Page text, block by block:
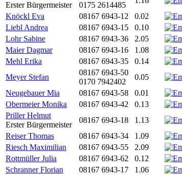
Erster Bürgermeister
0175 2614485
Knöckl Eva
08167 6943-12 0.02
Liebl Andrea
08167 6943-15 0.10
Lohr Sabine
08167 6943-36 2.05
Maier Dagmar
08167 6943-16 1.08
Mehl Erika
08167 6943-35 0.14
Meyer Stefan
08167 6943-50
0170 7942402
0.05
Neugebauer Mia
08167 6943-58 0.01
Obermeier Monika
08167 6943-42 0.13
Priller Helmut
Erster Bürgermeister
08167 6943-18 1.13
Reiser Thomas
08167 6943-34 1.09
Riesch Maximilian
08167 6943-55 2.09
Rottmüller Julia
08167 6943-62 0.12
Schranner Florian
08167 6943-17 1.06